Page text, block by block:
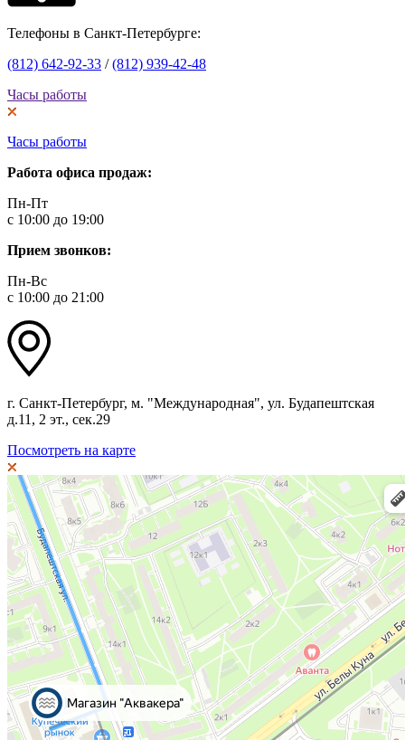
Телефоны в Санкт-Петербурге:
(812) 642-92-33 /(812) 939-42-48
Часы работы
Часы работы
Работа офиса продаж:
Пн-Пт
с 10:00 до 19:00
Прием звонков:
Пн-Вс
с 10:00 до 21:00
г. Санкт-Петербург, м. "Международная", ул. Будапештская
д.11, 2 эт., сек.29
Посмотреть на карте